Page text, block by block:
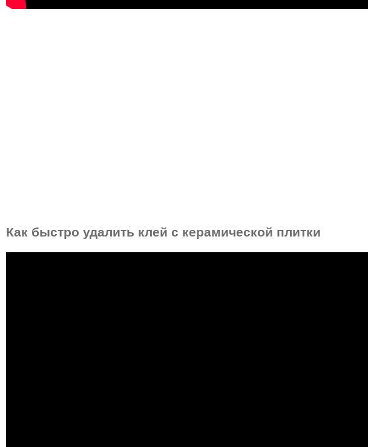
Как быстро удалить клей с керамической плитки